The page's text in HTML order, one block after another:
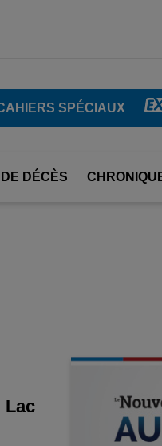
SPÉCIAUX
DÉCÈS
Lac